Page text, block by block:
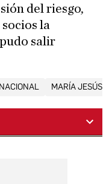
del riesgo,
la
salir
MARÍA JESÚS